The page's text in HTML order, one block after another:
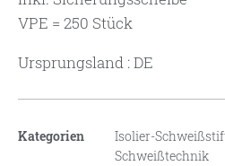
VPE = 250 Stück
Ursprungsland : DE
Kategorien Isolier-
Schweißtechnik